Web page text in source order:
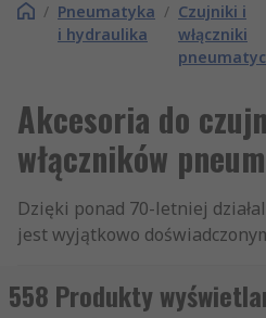
/ Pneumatyka
i hydraulika
/ Czujniki i
włączniki
Akcesoria do
włączników
Dzięki ponad 70-letniej
jest wyjątkowo
Mocowania czujników
pneumatycznych. Obecnie
558 Produkty